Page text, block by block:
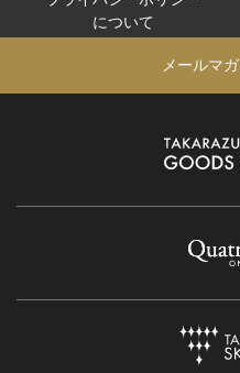
について
メールマ